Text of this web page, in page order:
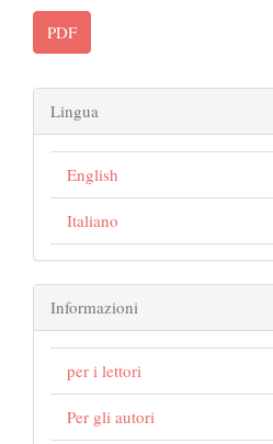
PDF
Lingua
English
Italiano
Informazioni
per i lettori
Per gli autori